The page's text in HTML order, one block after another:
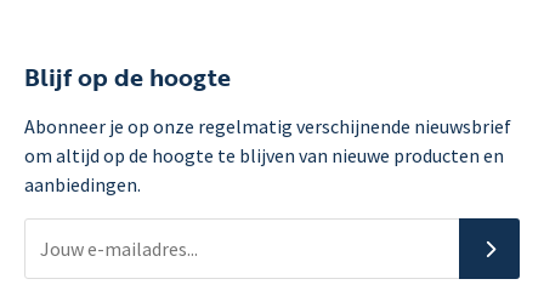
Blijf op de hoogte
Abonneer je op onze regelmatig verschijnende nieuwsbrief
om altijd op de hoogte te blijven van nieuwe producten en
aanbiedingen.